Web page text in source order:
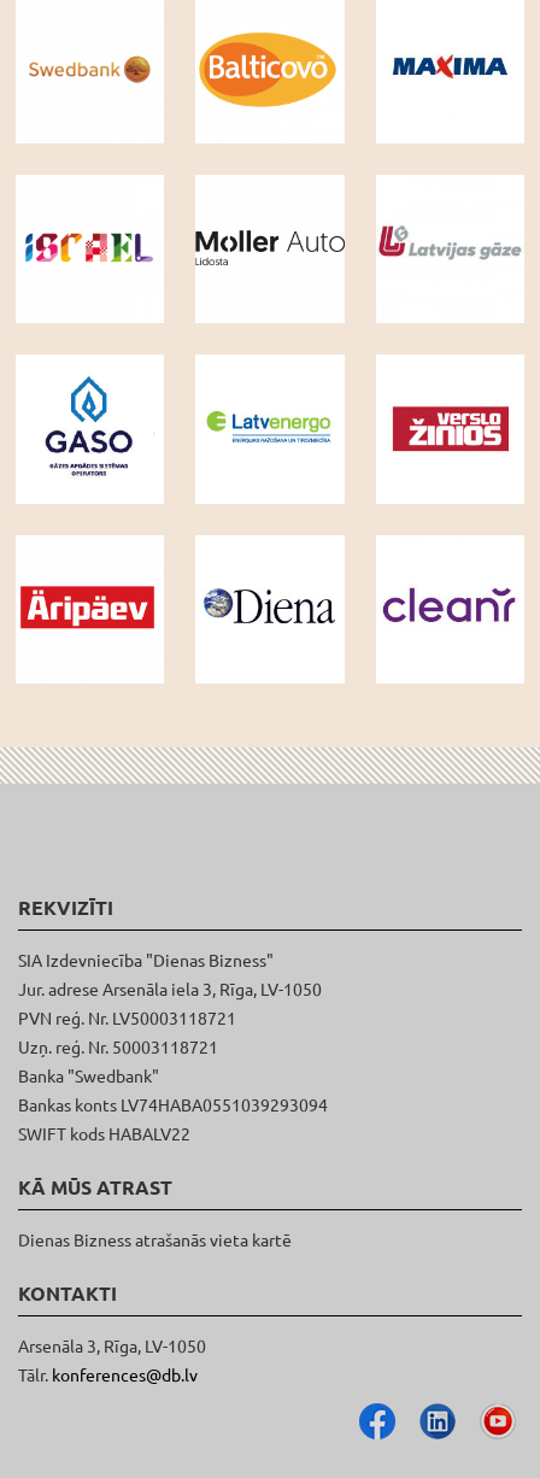
REKVIZĪTI
SIA Izdevniecība "Dienas Bizness"
Jur. adrese Arsenāla iela 3, Rīga, LV-1050
PVN reģ. Nr. LV50003118721
Uzņ. reģ. Nr. 50003118721
Banka "Swedbank"
Bankas konts LV74HABA0551039293094
SWIFT kods HABALV22
KĀ MŪS ATRAST
Dienas Bizness atrašanās vieta kartē
KONTAKTI
Arsenāla 3, Rīga, LV-1050
Tālr. konferences@db.lv